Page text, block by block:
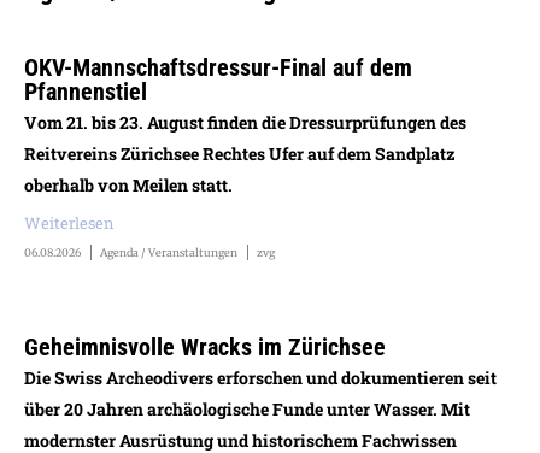
OKV-Mannschaftsdressur-Final auf dem
Pfannenstiel
Vom 21. bis 23. August finden die Dressurprüfungen des
Reitvereins Zürichsee Rechtes Ufer auf dem Sandplatz
oberhalb von Meilen statt.
Weiterlesen
06.08.2026 Agenda / Veranstaltungen zvg
Geheimnisvolle Wracks im Zürichsee
Die Swiss Archeodivers erforschen und dokumentieren seit
über 20 Jahren archäologische Funde unter Wasser. Mit
modernster Ausrüstung und historischem Fachwissen